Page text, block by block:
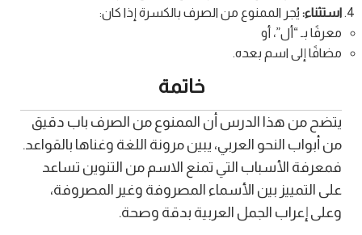
استثناء: يُجر الممنوع من الصرف بالكسرة إذا كان:
معرفًا بـ “أل”، أو
مضافًا إلى اسم بعده.
خاتمة
يتضح من هذا الدرس أن الممنوع من الصرف باب دقيق
من أبواب النحو العربي، يبين مرونة اللغة وغناها بالقواعد.
فمعرفة الأسباب التي تمنع الاسم من التنوين تساعد
على التمييز بين الأسماء المصروفة وغير المصروفة،
وعلى إعراب الجمل العربية بدقة وصحة.